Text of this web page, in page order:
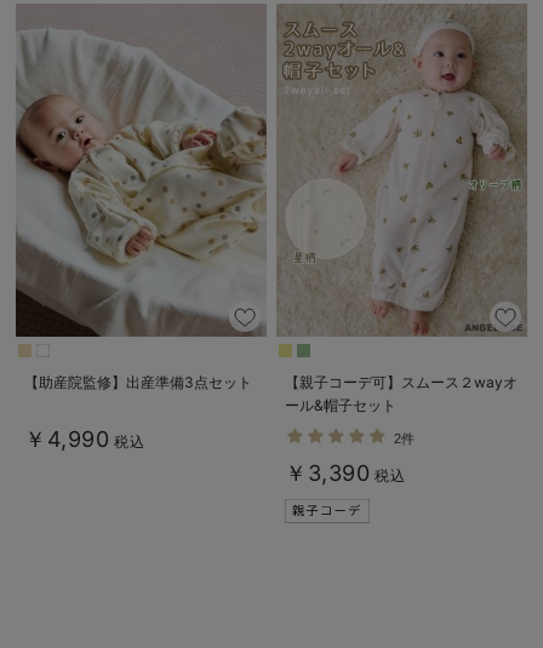
【助産院監修】出産準備3点セット
￥4,990 税込
【親子コーデ可】スムース２wayオ
ール&帽子セット
2件
￥3,390 税込